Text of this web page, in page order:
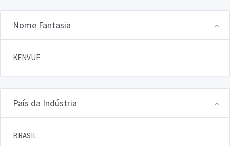
Nome Fantasia
KENVUE
País da Indústria
BRASIL